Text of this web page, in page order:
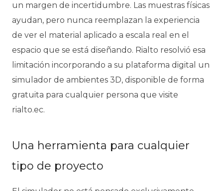
un margen de incertidumbre. Las muestras físicas
ayudan, pero nunca reemplazan la experiencia
de ver el material aplicado a escala real en el
espacio que se está diseñando. Rialto resolvió esa
limitación incorporando a su plataforma digital un
simulador de ambientes 3D, disponible de forma
gratuita para cualquier persona que visite
rialto.ec.
Una herramienta para cualquier
tipo de proyecto